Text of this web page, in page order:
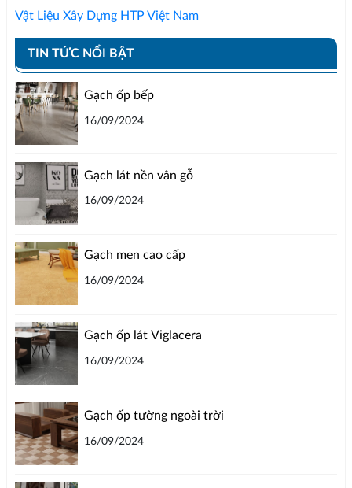
Vật Liệu Xây Dựng HTP Việt Nam
TIN TỨC NỔI BẬT
Gạch ốp bếp
16/09/2024
Gạch lát nền vân gỗ
16/09/2024
Gạch men cao cấp
16/09/2024
Gạch ốp lát Viglacera
16/09/2024
Gạch ốp tường ngoài trời
16/09/2024